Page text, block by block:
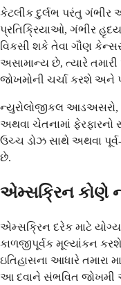
કેટલીક દુર્લભ પરંતુ ગંભીર
પ્રતિક્રિયાઓ, ગંભીર
વિકસી શકે તેવા ગૌણ
અસામાન્ય છે, ત્યારે
જોખમોની ચર્ચા કરશે અને
ન્યુરોલોજીકલ
અથવા ચેતનામાં
ઉચ્ચ ડોઝ સાથે અથવા પૂર્વ-
છે.
એમ્સક્રિન કોણે
એમ્સક્રિન દરેક માટે
કાળજીપૂર્વક મૂલ્યાંકન
ઇતિહાસના આધારે તમારા
આ દવાને સંભવિત જોખમી